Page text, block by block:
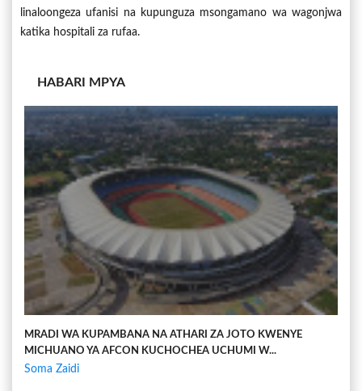
linaloongeza ufanisi na kupunguza msongamano wa wagonjwa
katika hospitali za rufaa.
HABARI MPYA
MRADI WA KUPAMBANA NA ATHARI ZA JOTO KWENYE
MICHUANO YA AFCON KUCHOCHEA UCHUMI W...
Soma Zaidi